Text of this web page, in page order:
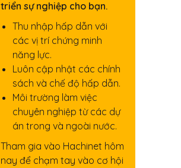
triển sự nghiệp cho bạn.
Thu nhập hấp dẫn với
các vị trí chứng minh
năng lực.
Luôn cập nhật các chính
sách và chế độ hấp dẫn.
Môi trường làm việc
chuyên nghiệp từ các dự
án trong và ngoài nước.
Tham gia vào Hachinet hôm
nay để chạm tay vào cơ hội